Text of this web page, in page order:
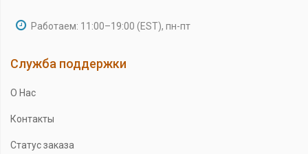
Работаем: 11:00–19:00 (EST), пн-пт
Служба поддержки
О Нас
Контакты
Статус заказа